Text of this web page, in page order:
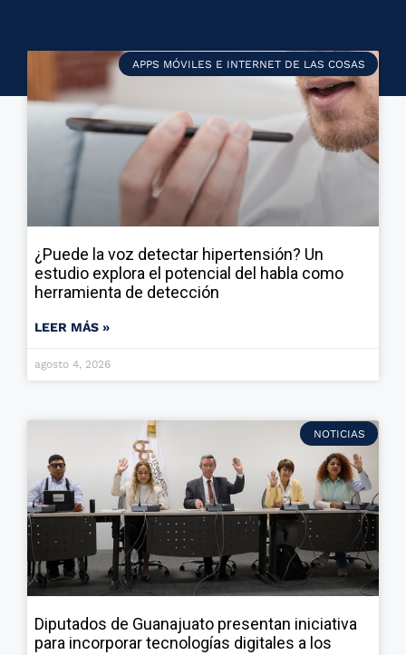
APPS MÓVILES E INTERNET DE LAS COSAS
¿Puede la voz detectar hipertensión? Un
estudio explora el potencial del habla como
herramienta de detección
LEER MÁS »
agosto 4, 2026
NOTICIAS
Diputados de Guanajuato presentan iniciativa
para incorporar tecnologías digitales a los